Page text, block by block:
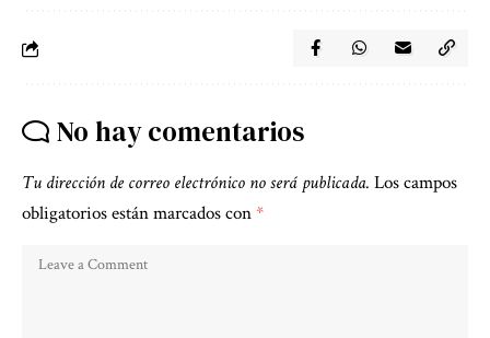
No hay comentarios
Tu dirección de correo electrónico no será publicada. Los campos
obligatorios están marcados con*